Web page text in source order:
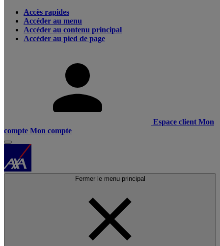
Accès rapides
Accéder au menu
Accéder au contenu principal
Accéder au pied de page
Espace client Mon
compte Mon compte
Fermer le menu principal